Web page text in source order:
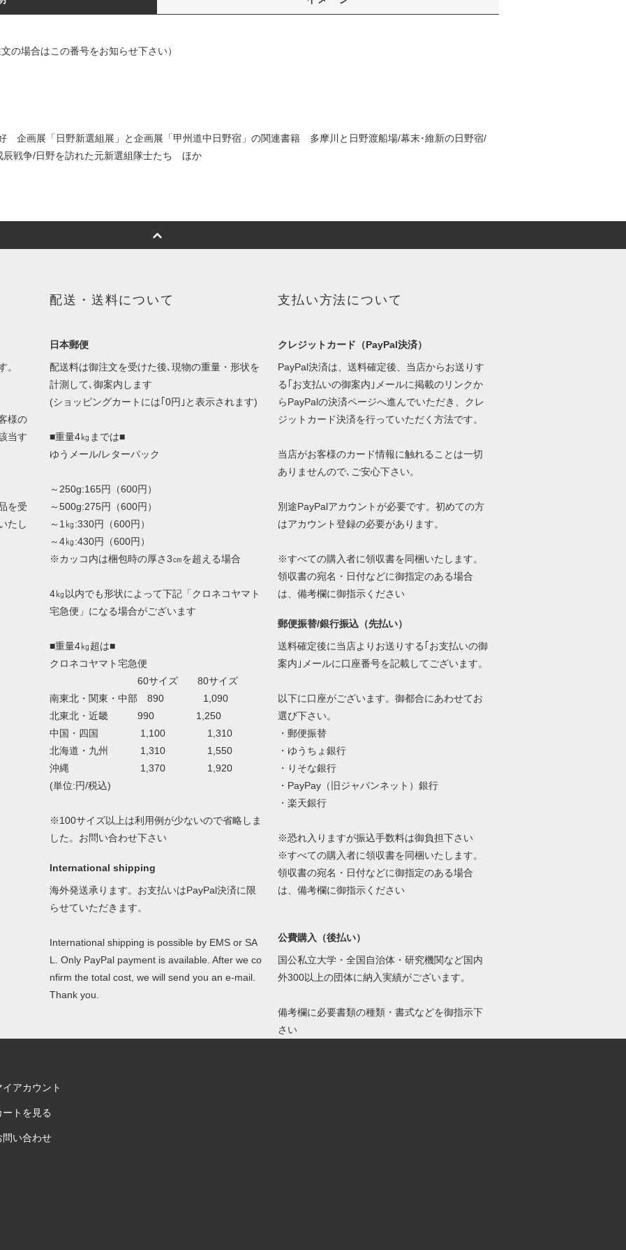
場合はこの番号をお知らせ下さい）
企画展「日野新選組展」と企画展「甲州道中日野宿」の関連書籍 多摩川と日野渡船場/幕末･維新の日野宿/
辰戦争/日野を訪れた元新選組隊士たち ほか
。
様の
当す
を受
たし
配送・送料について
日本郵便
配送料は御注文を受けた後､現物の重量・形状を
計測して､御案内します
(ショッピングカートには｢0円｣と表示されます)
■重量4㎏までは■
ゆうメール/レターパック
～250g:165円（600円）
～500g:275円（600円）
～1㎏:330円（600円）
～4㎏:430円（600円）
※カッコ内は梱包時の厚さ3㎝を超える場合
4㎏以内でも形状によって下記「クロネコヤマト
宅急便」になる場合がございます
■重量4㎏超は■
クロネコヤマト宅急便
60サイズ 80サイズ
南東北・関東・中部 890 1,090
北東北・近畿 990 1,250
中国・四国 1,100 1,310
北海道・九州 1,310 1,550
沖縄 1,370 1,920
(単位:円/税込)
※100サイズ以上は利用例が少ないので省略しま
した。お問い合わせ下さい
International shipping
海外発送承ります。お支払いはPayPal決済に限
らせていただきます。
International shipping is possible by EMS or SA
L. Only PayPal payment is available. After we co
nfirm the total cost, we will send you an e-mail.
Thank you.
支払い方法について
クレジットカード（PayPal決済）
PayPal決済は、送料確定後、当店からお送りす
る｢お支払いの御案内｣メールに掲載のリンクか
らPayPalの決済ページへ進んでいただき、クレ
ジットカード決済を行っていただく方法です。
当店がお客様のカード情報に触れることは一切
ありませんので､ご安心下さい。
別途PayPalアカウントが必要です。初めての方
はアカウント登録の必要があります。
※すべての購入者に領収書を同梱いたします。
領収書の宛名・日付などに御指定のある場合
は、備考欄に御指示ください
郵便振替/銀行振込（先払い）
送料確定後に当店よりお送りする｢お支払いの御
案内｣メールに口座番号を記載してございます。
以下に口座がございます。御都合にあわせてお
選び下さい。
・郵便振替
・ゆうちょ銀行
・りそな銀行
・PayPay（旧ジャパンネット）銀行
・楽天銀行
※恐れ入りますが振込手数料は御負担下さい
※すべての購入者に領収書を同梱いたします。
領収書の宛名・日付などに御指定のある場合
は、備考欄に御指示ください
公費購入（後払い）
国公私立大学・全国自治体・研究機関など国内
外300以上の団体に納入実績がございます。
備考欄に必要書類の種類・書式などを御指示下
さい
イアカウント
ートを見る
問い合わせ